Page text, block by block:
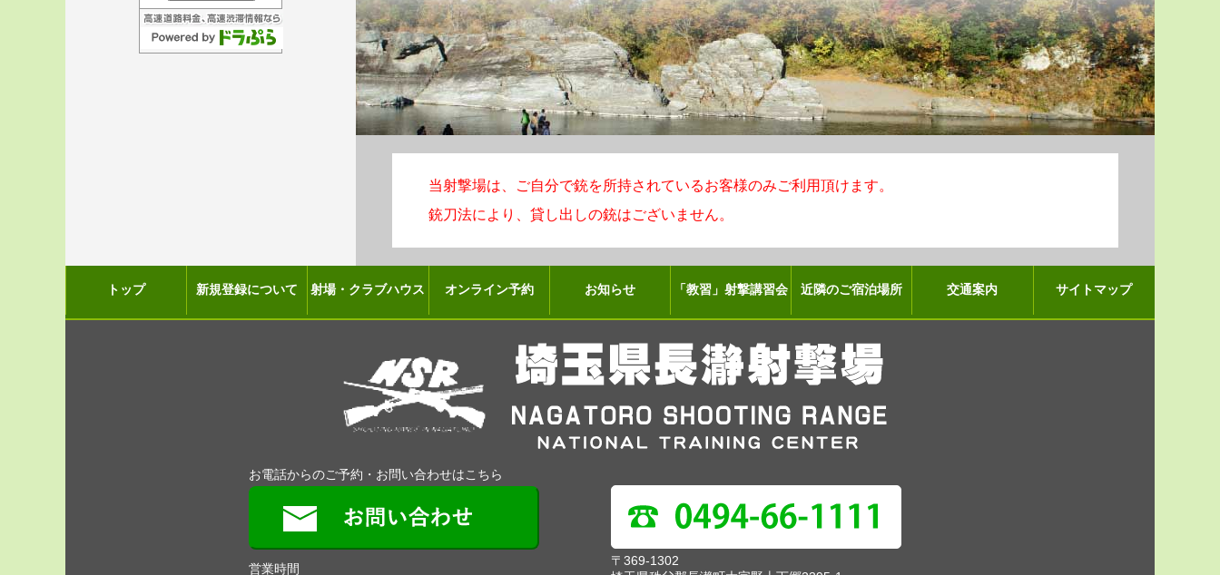
当射撃場は、ご自分で銃を所持されているお客様のみご利用頂けます。
銃刀法により、貸し出しの銃はございません。
トップ 新規登録について 射場・クラブハウス オンライン予約 お知らせ 「教習」射撃講習会 近隣のご宿泊場所 交通案内 サイトマップ
お電話からのご予約・お問い合わせはこちら
営業時間
〒369-1302